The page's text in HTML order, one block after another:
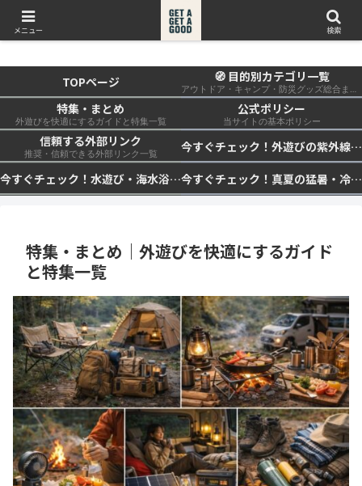
get a get a good
TOPページ 🧭 目的別カテゴリ一覧
アウトドア・キャンプ・防災グッズ総合まとめ
特集・まとめ
外遊びを快適にするガイドと特集一覧
公式ポリシー
当サイトの基本ポリシー
信頼する外部リンク
推奨・信頼できる外部リンク一覧
今すぐチェック！外遊びの紫外線対策・日差し快適化計画｜帽子・日傘・ウェア・日焼け止めを総まとめ☀️🏕️👓
今すぐチェック！水遊び・海水浴の快適化計画｜浮き輪・服装・日陰・安全対策を総まとめ🏖️🌊✨
今すぐチェック！真夏の猛暑・冷却・保冷快適化計画｜外遊び・キャンプ・車中泊の暑さ対策を総まとめ☀️🧊🏕️
特集・まとめ｜外遊びを快適にするガイド
と特集一覧
メニュー 検索